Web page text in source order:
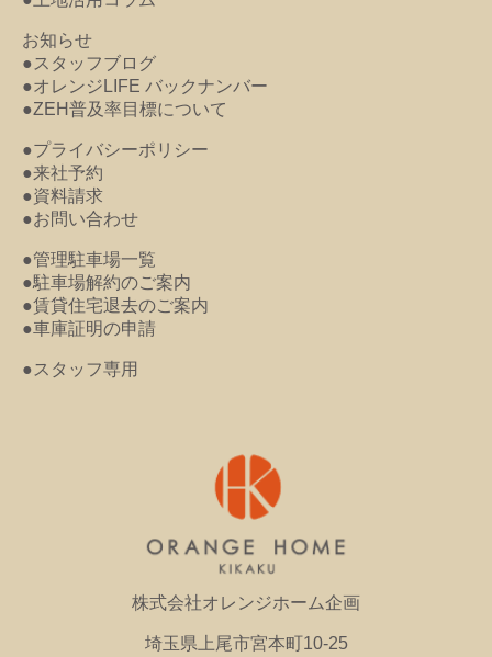
お知らせ
●スタッフブログ
●オレンジLIFE バックナンバー
●ZEH普及率目標について
●プライバシーポリシー
●来社予約
●資料請求
●お問い合わせ
●管理駐車場一覧
●駐車場解約のご案内
●賃貸住宅退去のご案内
●車庫証明の申請
●スタッフ専用
株式会社オレンジホーム企画
埼玉県上尾市宮本町10-25